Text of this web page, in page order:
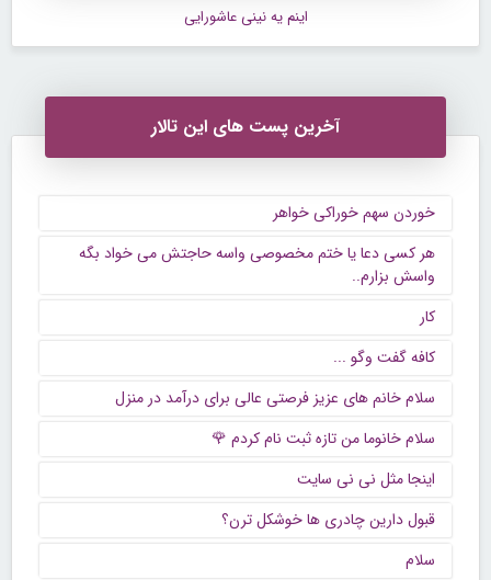
اینم یه نینی عاشورایی
آخرین پست های این تالار
خوردن سهم خوراکی خواهر
هر کسی دعا یا ختم مخصوصی واسه حاجتش می خواد بگه
واسش بزارم..
کار
كافه گفت وگو ...
سلام خانم های عزیز فرصتی عالی برای درآمد در منزل
سلام خانوما من تازه ثبت نام کردم 🌹
اینجا مثل نی نی سایت
قبول دارین چادری ها خوشکل ترن؟
سلام